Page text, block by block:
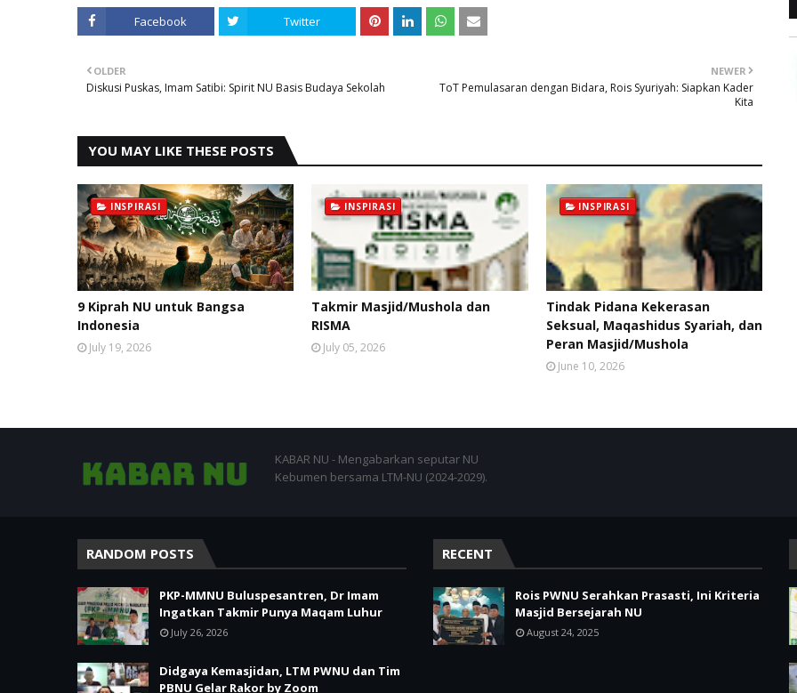
Facebook Twitter
NEWER
ToT Pemulasaran dengan Bidara, Rois Syuriyah: Siapkan Kader
Kita
OLDER
Diskusi Puskas, Imam Satibi: Spirit NU Basis Budaya Sekolah
YOU MAY LIKE THESE POSTS
INSPIRASI
9 Kiprah NU untuk Bangsa
Indonesia
July 19, 2026
INSPIRASI
Takmir Masjid/Mushola dan
RISMA
July 05, 2026
INSPIRASI
Tindak Pidana Kekerasan
Seksual, Maqashidus Syariah, dan
Peran Masjid/Mushola
June 10, 2026
KABAR NU - Mengabarkan seputar NU
Kebumen bersama LTM-NU (2024-2029).
RANDOM POSTS
PKP-MMNU Buluspesantren, Dr Imam
Ingatkan Takmir Punya Maqam Luhur
July 26, 2026
Didgaya Kemasjidan, LTM PWNU dan Tim
PBNU Gelar Rakor by Zoom
RECENT
Rois PWNU Serahkan Prasasti, Ini Kriteria
Masjid Bersejarah NU
August 24, 2025